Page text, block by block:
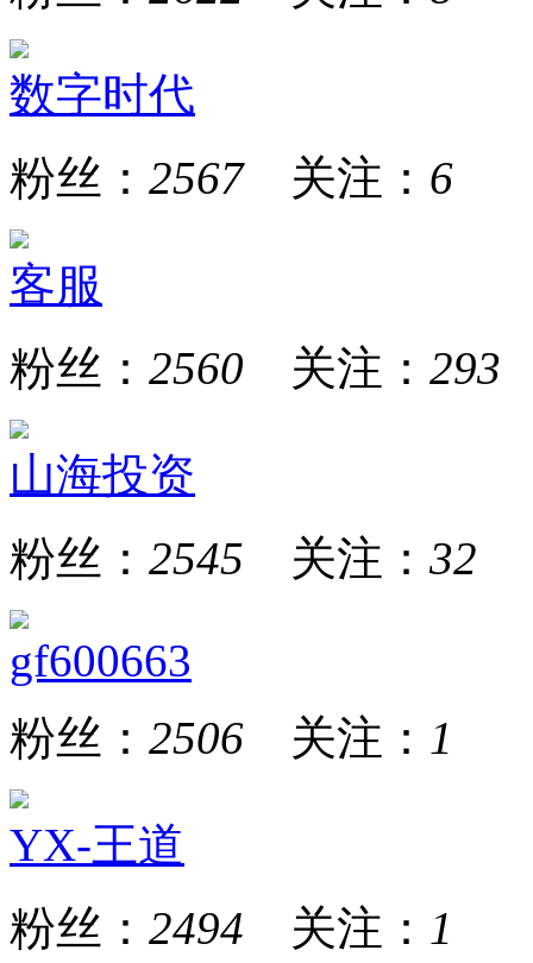
数字时代
粉丝： 2567关注： 6
客服
粉丝： 2560 关注： 293
山海投资
粉丝： 2545 关注： 32
gf600663
粉丝： 2506 关注： 1
YX-王道
粉丝： 2494 关注： 1